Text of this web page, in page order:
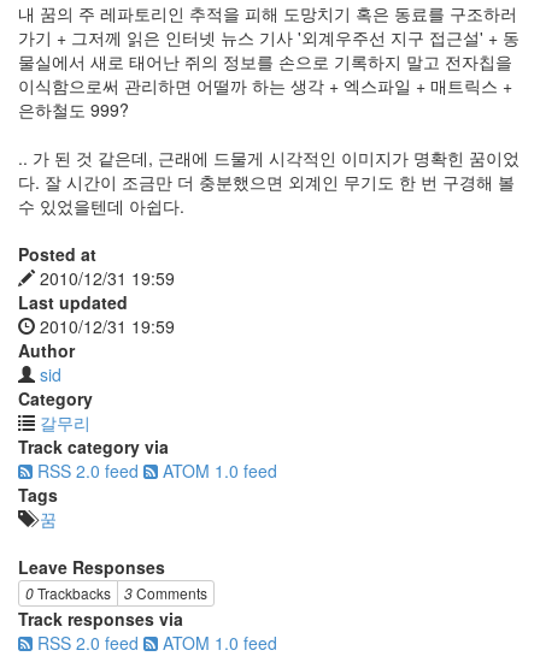
내 꿈의 주 레파토리인 추적을 피해 도망치기 혹은 동료를 구조하러
가기 + 그저께 읽은 인터넷 뉴스 기사 '외계우주선 지구 접근설' + 동
물실에서 새로 태어난 쥐의 정보를 손으로 기록하지 말고 전자칩을
이식함으로써 관리하면 어떨까 하는 생각 + 엑스파일 + 매트릭스 +
은하철도 999?
.. 가 된 것 같은데, 근래에 드물게 시각적인 이미지가 명확힌 꿈이었
다. 잘 시간이 조금만 더 충분했으면 외계인 무기도 한 번 구경해 볼
수 있었을텐데 아쉽다.
Posted at
2010/12/31 19:59
Last updated
2010/12/31 19:59
Author
sid
Category
갈무리
Track category via
RSS 2.0 feed
ATOM 1.0 feed
Tags
꿈
Leave Responses
0Trackbacks 3Comments
Track responses via
RSS 2.0 feed
ATOM 1.0 feed